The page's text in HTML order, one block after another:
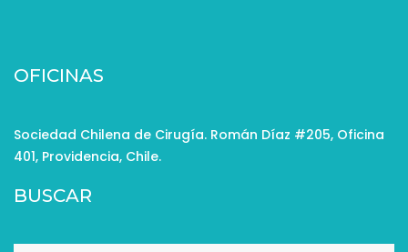
OFICINAS
Sociedad Chilena de Cirugía. Román Díaz #205, Oficina
401, Providencia, Chile.
BUSCAR